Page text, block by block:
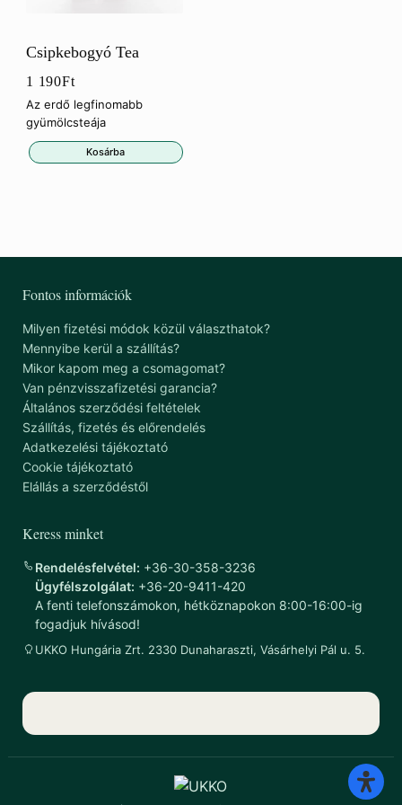
Csipkebogyó Tea
1 190Ft
Az erdő legfinomabb
gyümölcsteája
Kosárba
Fontos információk
Milyen fizetési módok közül választhatok?
Mennyibe kerül a szállítás?
Mikor kapom meg a csomagomat?
Van pénzvisszafizetési garancia?
Általános szerződési feltételek
Szállítás, fizetés és előrendelés
Adatkezelési tájékoztató
Cookie tájékoztató
Elállás a szerződéstől
Keress minket
Rendelésfelvétel: +36-30-358-3236
Ügyfélszolgálat: +36-20-9411-420
A fenti telefonszámokon, hétköznapokon 8:00-16:00-ig
fogadjuk hívásod!
UKKO Hungária Zrt. 2330 Dunaharaszti, Vásárhelyi Pál u. 5.